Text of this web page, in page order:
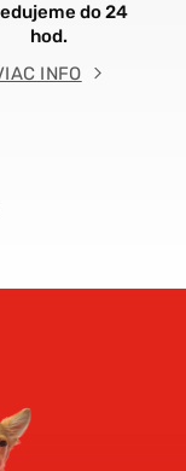
do 24
hod.
INFO